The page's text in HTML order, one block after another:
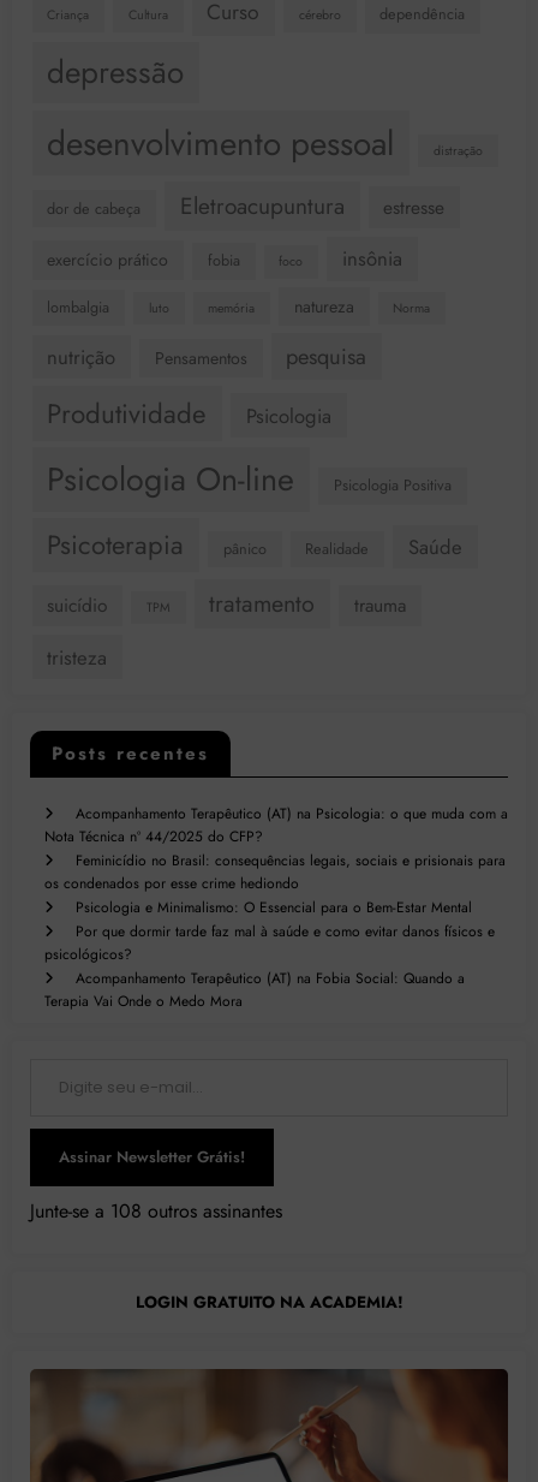
Criança Cultura Curso cérebro dependência
depressão
desenvolvimento pessoal distração
dor de cabeça Eletroacupuntura estresse
exercício prático fobia foco insônia
lombalgia luto memória natureza Norma
nutrição Pensamentos pesquisa
Produtividade Psicologia
Psicologia On-line Psicologia Positiva
Psicoterapia pânico Realidade Saúde
suicídio TPM tratamento trauma
tristeza
Posts recentes
Acompanhamento Terapêutico (AT) na Psicologia: o que muda com a
Nota Técnica nº 44/2025 do CFP?
Feminicídio no Brasil: consequências legais, sociais e prisionais para
os condenados por esse crime hediondo
Psicologia e Minimalismo: O Essencial para o Bem-Estar Mental
Por que dormir tarde faz mal à saúde e como evitar danos físicos e
psicológicos?
Acompanhamento Terapêutico (AT) na Fobia Social: Quando a
Terapia Vai Onde o Medo Mora
Assinar Newsletter Grátis!
Junte-se a 108 outros assinantes
LOGIN GRATUITO NA ACADEMIA!